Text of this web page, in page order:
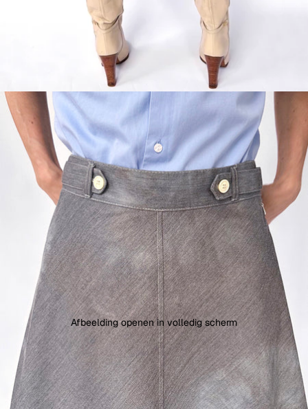
Afbeelding openen in volledig scherm